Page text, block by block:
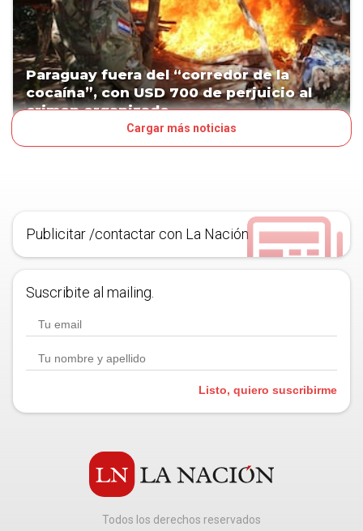
Paraguay fuera del “corredor de la
cocaína”, con USD 700 de perjuicio al
crimen organizado
Cargar más noticias
Publicitar /contactar con La Nación
Suscribite al mailing.
Listo, quiero suscribirme
Todos los derechos reservados